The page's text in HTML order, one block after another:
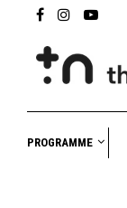
PROGRAMME